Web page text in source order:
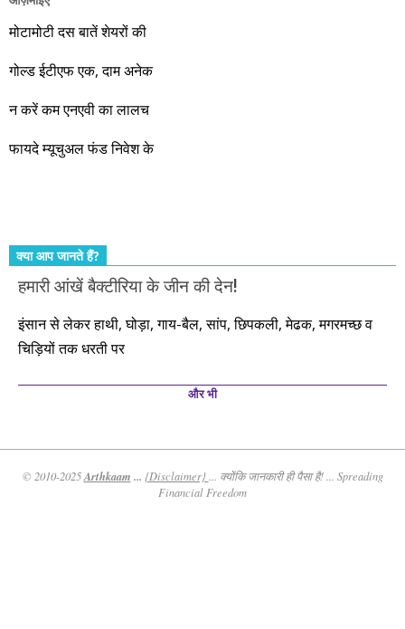
वो रहे या कोई और आए, अगले दस साल भारतीय अर्थव्यवस्था के लिए
जबरदस्त प्रगति के साल होने जा रहे हैं। इस दौरान एक साल में दोगुना ही
आएंगे। दूसरे आपको बस उल्लू बनाएंगे। केवल हम ही हैं जो पूरी ईमानदारी
और सत्यनिष्ठा से आपके लिए निवेश के हर रविवार को शानदार मौके लेकर
कर्महीन नर पावत नाहीं। आपके हिस्से का कुछ कर्म हम कर दे रहे हैं। बाकी
मोटामोटी दस बातें शेयरों की
गोल्ड ईटीएफ एक, दाम अनेक
न करें कम एनएवी का लालच
फायदे म्यूचुअल फंड निवेश के
क्या आप जानते हैं?
हमारी आंखें बैक्टीरिया के जीन की देन!
इंसान से लेकर हाथी, घोड़ा, गाय-बैल, सांप, छिपकली, मेढक, मगरमच्छ व
चिड़ियों तक धरती पर
और भी
© 2010-2025Arthkaam ... {Disclaimer}
... क्योंकि जानकारी ही पैसा है! ... Spreading
Financial Freedom